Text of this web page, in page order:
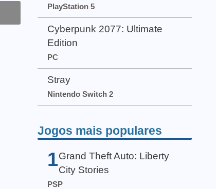
PlayStation 5
Cyberpunk 2077: Ultimate
Edition
PC
Stray
Nintendo Switch 2
Jogos mais populares
1 Grand Theft Auto: Liberty
City Stories
PSP